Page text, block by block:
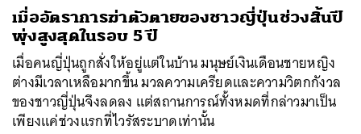
เมื่ออัตราการฆ่าตัวตายของชาวญี่ปุ่นช่วงสิ้นปี
พุ่งสูงสุดในรอบ 5 ปี
เมื่อคนญี่ปุ่นถูกสั่งให้อยู่แต่ในบ้าน มนุษย์เงินเดือนชายหญิง
ต่างมีเวลาเหลือมากขึ้น มวลความเครียดและความวิตกกังวล
ของชาวญี่ปุ่นจึงลดลง แต่สถานการณ์ทั้งหมดที่กล่าวมาเป็น
เพียงแค่ช่วงแรกที่ไวรัสระบาดเท่านั้น